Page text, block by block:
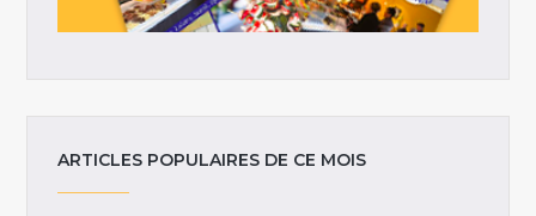
ARTICLES POPULAIRES DE CE MOIS